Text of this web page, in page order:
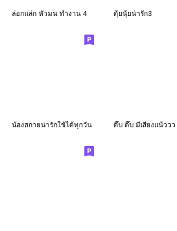
ล่อกแล่ก หัวมน ทำงาน 4 ตุ้ยนุ้ยน่ารัก3
น้องสกายน่ารักใช้ได้ทุกวัน